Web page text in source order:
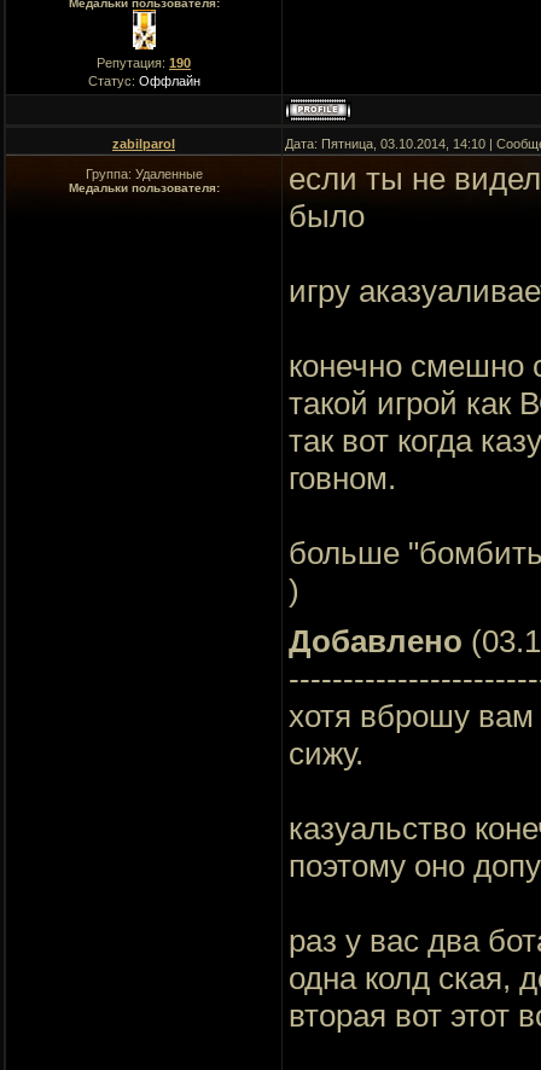
Медальки пользователя:
Репутация: 190
Статус: Оффлайн
zabilparol Дата: Пятница, 03.10.2014, 14:10 |
Группа: Удаленные
Медальки пользователя:
если ты не видел
было
игру
конечно смешно
такой игрой как
так вот когда
говном.
больше
)
Добавлено
хотя вброшу
сижу.
казуальство
поэтому оно
раз у вас два
одна колд ская,
вторая вот этот